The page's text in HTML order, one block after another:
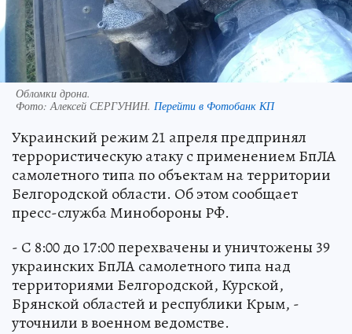
Обломки дрона.
Фото: Алексей СЕРГУНИН. Перейти в Фотобанк КП
Украинский режим 21 апреля предпринял
террористическую атаку с применением БпЛА
самолетного типа по объектам на территории
Белгородской области. Об этом сообщает
пресс-служба Минобороны РФ.
- С 8:00 до 17:00 перехвачены и уничтожены 39
украинских БпЛА самолетного типа над
территориями Белгородской, Курской,
Брянской областей и республики Крым, -
уточнили в военном ведомстве.